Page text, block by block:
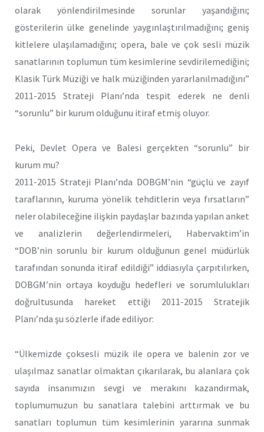
olarak yönlendirilmesinde sorunlar yaşandığını;
gösterilerin ülke genelinde yaygınlaştırılmadığını; geniş
kitlelere ulaşılamadığını; opera, bale ve çok sesli müzik
sanatlarının toplumun tüm kesimlerine sevdirilemediğini;
Klasik Türk Müziği ve halk müziğinden yararlanılmadığını”
2011-2015 Strateji Planı’nda tespit ederek ne denli
“sorunlu” bir kurum olduğunu itiraf etmiş oluyor.
Peki, Devlet Opera ve Balesi gerçekten “sorunlu” bir
kurum mu?
2011-2015 Strateji Planı’nda DOBGM’nin “güçlü ve zayıf
taraflarının, kuruma yönelik tehditlerin veya fırsatların”
neler olabileceğine ilişkin paydaşlar bazında yapılan anket
ve analizlerin değerlendirmeleri, Habervaktim’in
“DOB’nin sorunlu bir kurum olduğunun genel müdürlük
tarafından sonunda itiraf edildiği” iddiasıyla çarpıtılırken,
DOBGM’nin ortaya koyduğu hedefleri ve sorumlulukları
doğrultusunda hareket ettiği 2011-2015 Stratejik
Planı’nda şu sözlerle ifade ediliyor:
“Ülkemizde çoksesli müzik ile opera ve balenin zor ve
ulaşılmaz sanatlar olmaktan çıkarılarak, bu alanlara çok
sayıda insanımızın sevgi ve merakını kazandırmak,
toplumumuzun bu sanatlara talebini arttırmak ve bu
sanatları toplumun tüm kesimlerinin yararına sunmak